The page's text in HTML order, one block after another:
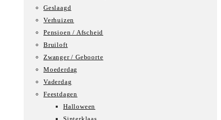
Geslaagd
Verhuizen
Pensioen / Afscheid
Bruiloft
Zwanger / Geboorte
Moederdag
Vaderdag
Feestdagen
Halloween